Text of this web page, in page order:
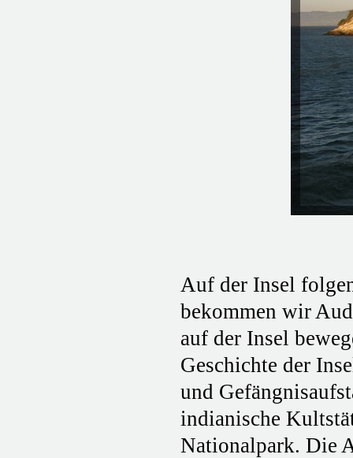
Auf der Insel
bekommen wir
auf der Insel
Geschichte der
und
indianische
Nationalpark. Die